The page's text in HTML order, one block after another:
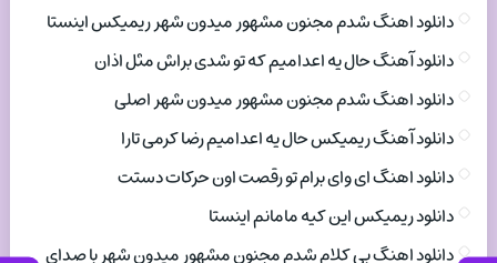
دانلود اهنگ شدم مجنون مشهور میدون شهر ریمیکس اینستا
دانلود آهنگ حال یه اعدامیم که تو شدی براش مثل اذان
دانلود اهنگ شدم مجنون مشهور میدون شهر اصلی
دانلود آهنگ ریمیکس حال یه اعدامیم رضا کرمی تارا
دانلود اهنگ ای وای برام تو رقصت اون حرکات دستت
دانلود ریمیکس این کیه مامانم اینستا
دانلود اهنگ بی کلام شدم مجنون مشهور میدون شهر با صدای